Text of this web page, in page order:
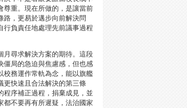
尊重。現在所做的，是讓當前
路，更易於邁步向前解決問
行負責任地處理先前議事過程
月尋求解決方案的期待。這段
僵局的急迫與焦慮感，但也感
校務運作常軌為念，能以旗艦
更快速且合法解決的第三條
程序補正過程，捐棄成見，並
都不要再有所遲疑，法治國家